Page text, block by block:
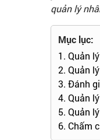
quản lý
Mục lục:
1. Quản
2. Quản
3. Đánh
4. Quản
5. Quản
6. Chấm